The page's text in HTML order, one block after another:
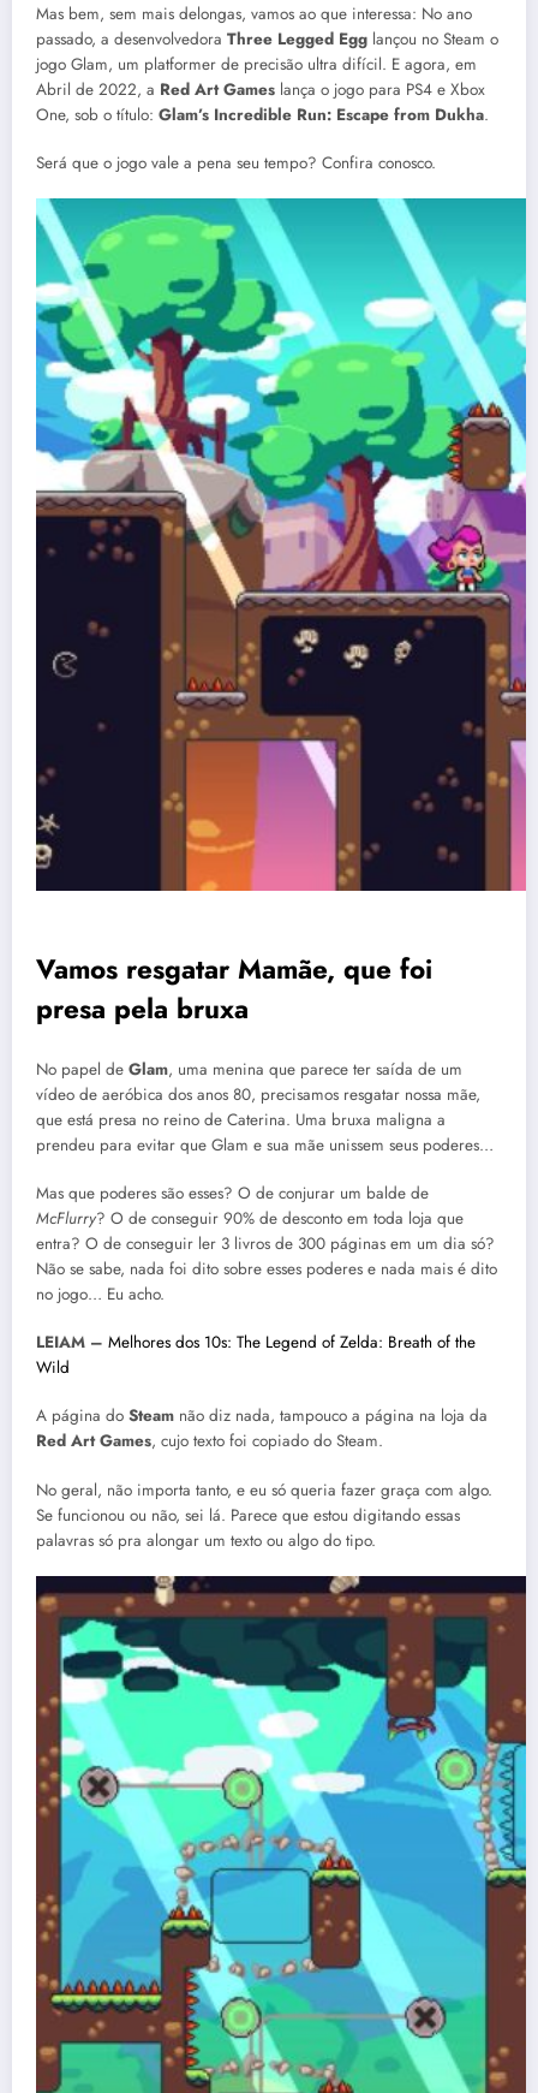
Mas bem, sem mais delongas, vamos ao que interessa: No ano
passado, a desenvolvedora Three Legged Egg lançou no Steam o
jogo Glam, um platformer de precisão ultra difícil. E agora, em
Abril de 2022, a Red Art Games lança o jogo para PS4 e Xbox
One, sob o título: Glam’s Incredible Run: Escape from Dukha.
Será que o jogo vale a pena seu tempo? Confira conosco.
Vamos resgatar Mamãe, que foi
presa pela bruxa
No papel de Glam, uma menina que parece ter saída de um
vídeo de aeróbica dos anos 80, precisamos resgatar nossa mãe,
que está presa no reino de Caterina. Uma bruxa maligna a
prendeu para evitar que Glam e sua mãe unissem seus poderes…
Mas que poderes são esses? O de conjurar um balde de
McFlurry? O de conseguir 90% de desconto em toda loja que
entra? O de conseguir ler 3 livros de 300 páginas em um dia só?
Não se sabe, nada foi dito sobre esses poderes e nada mais é dito
no jogo… Eu acho.
LEIAM – Melhores dos 10s: The Legend of Zelda: Breath of the
Wild
A página do Steam não diz nada, tampouco a página na loja da
Red Art Games, cujo texto foi copiado do Steam.
No geral, não importa tanto, e eu só queria fazer graça com algo.
Se funcionou ou não, sei lá. Parece que estou digitando essas
palavras só pra alongar um texto ou algo do tipo.